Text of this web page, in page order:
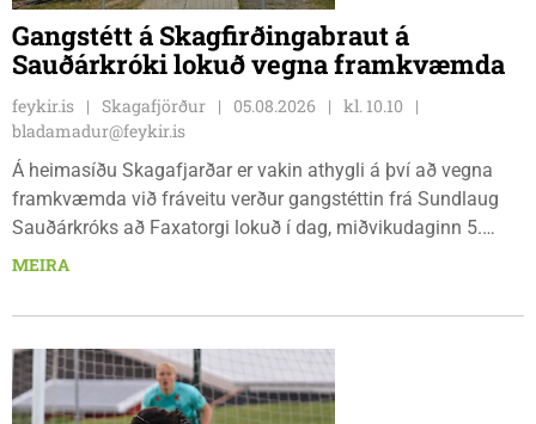
Gangstétt á Skagfirðingabraut á
Sauðárkróki lokuð vegna framkvæmda
feykir.is Skagafjörður 05.08.2026
kl. 10.10
bladamadur@feykir.is
Á heimasíðu Skagafjarðar er vakin athygli á því að vegna
framkvæmda við fráveitu verður gangstéttin frá Sundlaug
Sauðárkróks að Faxatorgi lokuð í dag, miðvikudaginn 5.
ágúst, og á morgun, fimmtudaginn 6. ágúst.
MEIRA